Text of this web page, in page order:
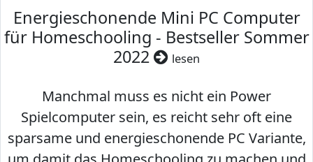
Energieschonende Mini PC Computer
für Homeschooling - Bestseller Sommer
2022
lesen
Manchmal muss es nicht ein Power
Spielcomputer sein, es reicht sehr oft eine
sparsame und energieschonende PC Variante,